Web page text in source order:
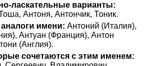
ласкательные варианты:
Антоня, Антончик, Тоник.
имени: Антоний (Италия),
Антуан (Франция), Антон
(Англия).
сочетаются с этим именем: